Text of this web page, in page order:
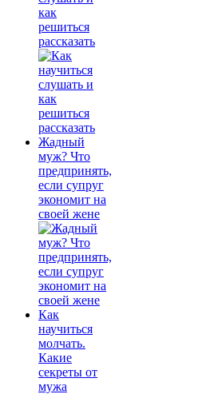
как
решиться
рассказать
Жадный
муж? Что
предпринять,
если супруг
экономит на
своей жене
Как
научиться
молчать.
Какие
секреты от
мужа